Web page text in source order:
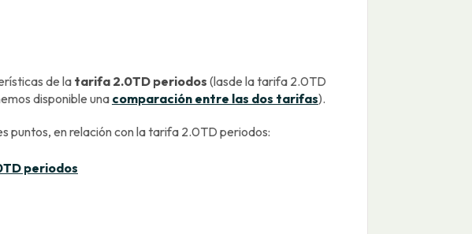
de la tarifa 2.0TD periodos (lasde la tarifa 2.0TD
disponible una comparación entre las dos tarifas).
puntos, en relación con la tarifa 2.0TD periodos:
periodos